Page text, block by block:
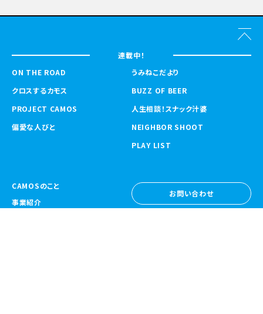
連載中！
ON THE ROAD
クロスするカモス
PROJECT CAMOS
偏愛な人びと
うみねこだより
BUZZ OF BEER
人生相談！スナック汁婆
NEIGHBOR SHOOT
PLAY LIST
CAMOSのこと
事業紹介
お問い合わせ